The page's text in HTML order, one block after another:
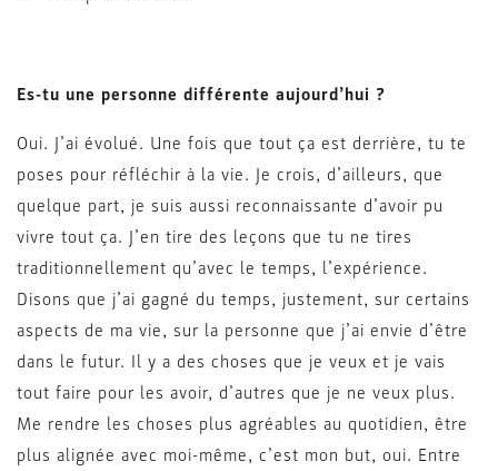
Es-tu une personne différente aujourd’hui ?
Oui. J’ai évolué. Une fois que tout ça est derrière, tu te
poses pour réfléchir à la vie. Je crois, d’ailleurs, que
quelque part, je suis aussi reconnaissante d’avoir pu
vivre tout ça. J’en tire des leçons que tu ne tires
traditionnellement qu’avec le temps, l’expérience.
Disons que j’ai gagné du temps, justement, sur certains
aspects de ma vie, sur la personne que j’ai envie d’être
dans le futur. Il y a des choses que je veux et je vais
tout faire pour les avoir, d’autres que je ne veux plus.
Me rendre les choses plus agréables au quotidien, être
plus alignée avec moi-même, c’est mon but, oui. Entre